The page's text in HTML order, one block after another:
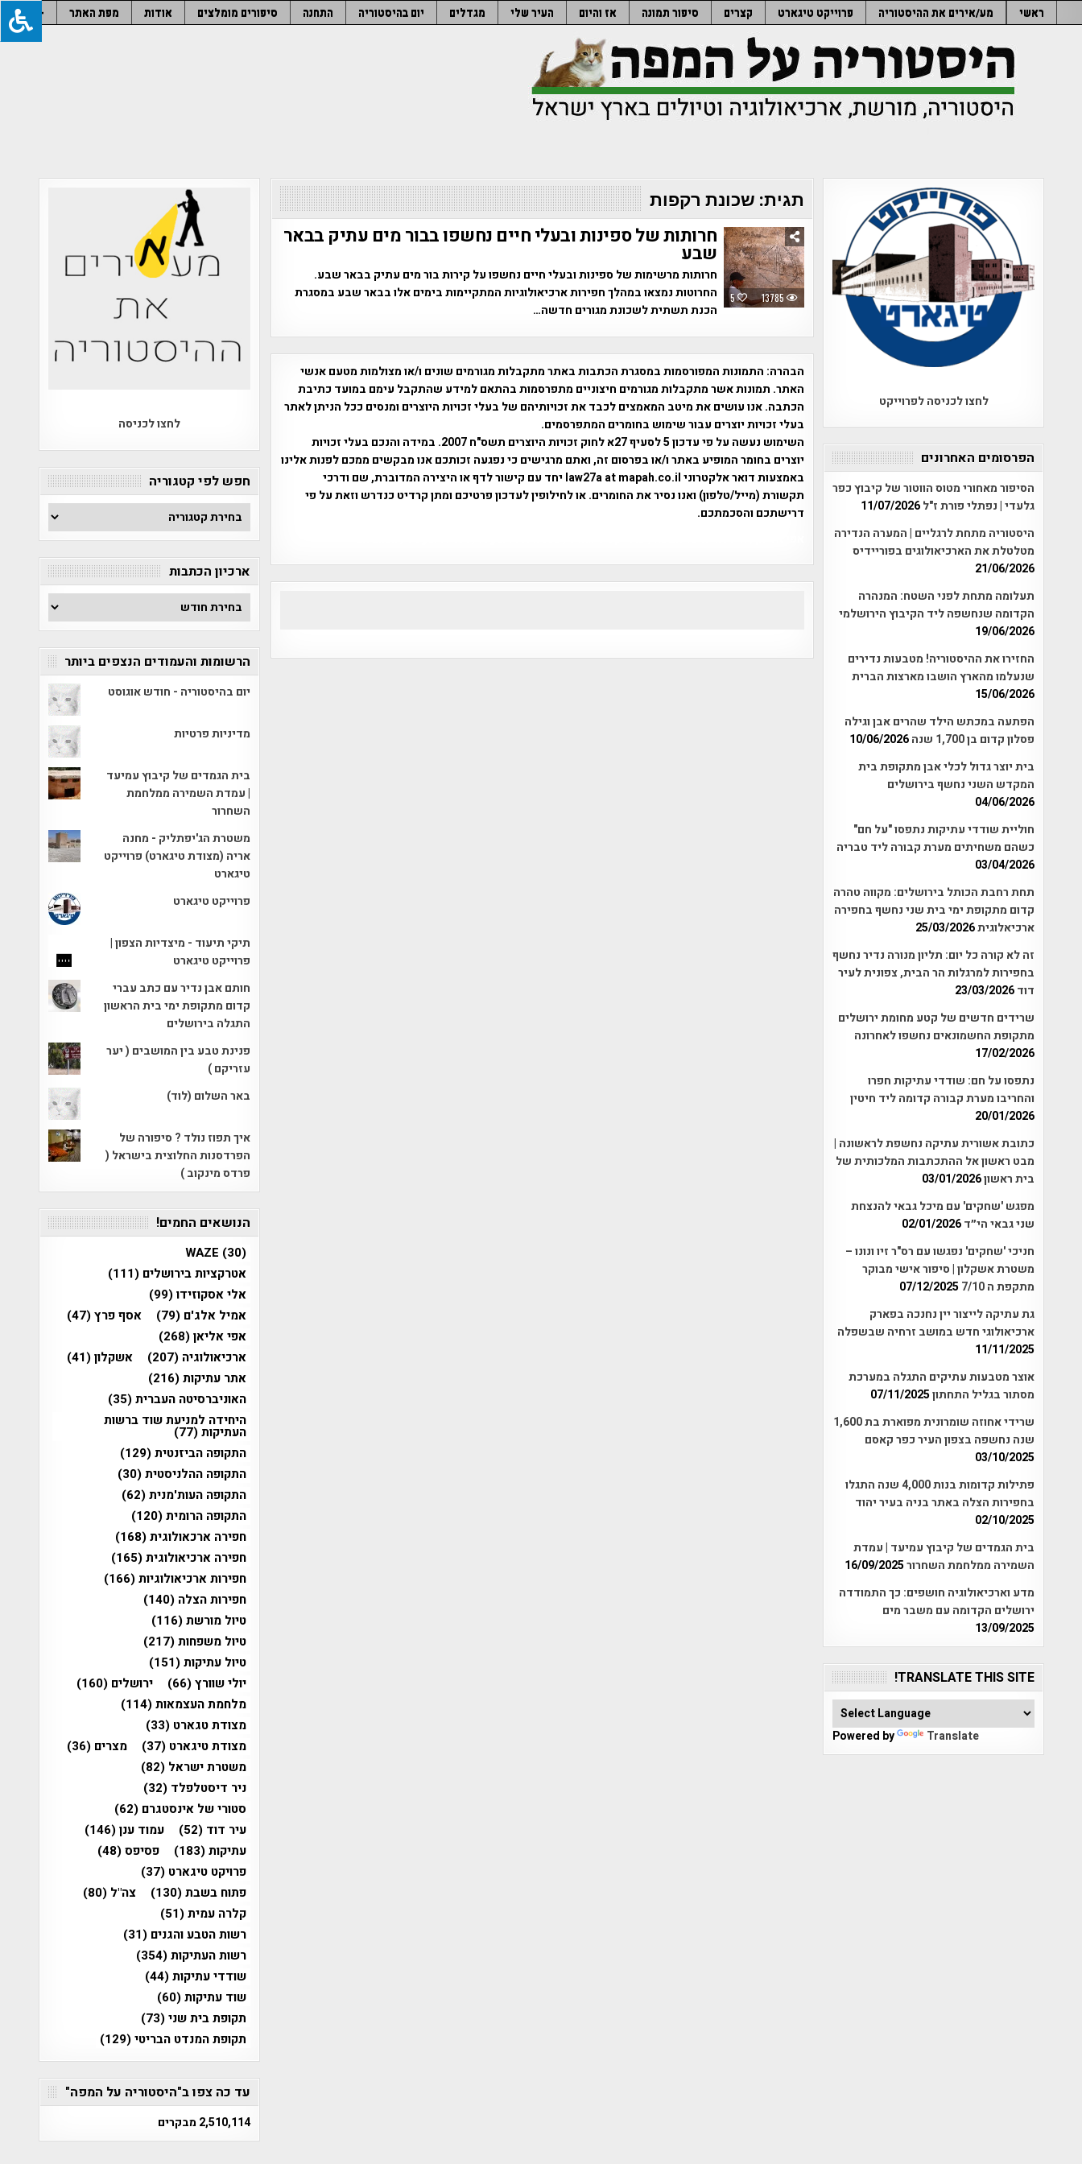
to
ראשי מע/אירים את ההיסטוריה פרוייקט טיגארט קצרים סיפור תמונה אז והיום העיר שלי מגדלים יום בהיסטוריה התחנה סיפורים מומלצים אודות מפת האתר –
תגית: שכונת רקפות
5 13785
חרותות של ספינות ובעלי חיים נחשפו בבור מים עתיק בבאר
שבע
חרותות מרשימות של ספינות ובעלי חיים נחשפו על קירות בור מים עתיק בבאר שבע.
החרוטות נמצאו במהלך חפירות ארכיאולוגיות המתקיימות בימים אלו בבאר שבע במסגרת
הכנת תשתית לשכונת מגורים חדשה…
הבהרה: התמונות המפורסמות במסגרת הכתבות באתר מתקבלות מגורמים שונים ו/או מצולמות מטעם אנשי
האתר. תמונות אשר מתקבלות מגורמים חיצוניים מתפרסמות בהתאם למידע שהתקבל עימם במועד כתיבת
הכתבה. אנו עושים את מיטב המאמצים לכבד את זכויותיהם של בעלי זכויות היוצרים ומנסים ככל הניתן לאתר
בעלי זכויות יוצרים עבור שימוש בחומרים המתפרסמים.
השימוש נעשה על פי עדכון 5 לסעיף 27א לחוק זכויות היוצרים תשס"ח 2007. במידה והנכם בעלי זכויות
יוצרים בחומר המופיע באתר ו/או בפרסום זה, ואתם מרגישים כי נפגעה זכותכם אנו מבקשים ממכם לפנות אלינו
באמצעות דואר אלקטרוני law27a at mapah.co.il יחד עם קישור לדף או היצירה המדוברת, שם ודרכי
תקשורת (מייל/טלפון) ואנו נסיר את החומרים. או לחילופין לעדכון פרטיכם ומתן קרדיט כנדרש וזאת על פי
דרישתכם והסכמתכם.
לחצו לכניסה לפרוייקט
הפרסומים האחרונים
הסיפור מאחורי מטוס הווטור של קיבוץ כפר
גלעדי | נפתלי פורת ז"ל11/07/2026
היסטוריה מתחת לרגליים | המערה הנדירה
מטלטלת את הארכיאולוגים בפוריידיס
21/06/2026
תעלומה מתחת לפני השטח: המנהרה
הקדומה שנחשפה ליד הקיבוץ הירושלמי
19/06/2026
החזירו את ההיסטוריה! מטבעות נדירים
שנעלמו מהארץ הושבו מארצות הברית
15/06/2026
הפתעה במכתש הילד שהרים אבן וגילה
פסלון קדום בן 1,700 שנה
10/06/2026
בית יוצר גדול לכלי אבן מתקופת בית
המקדש השני נחשף בירושלים
04/06/2026
חוליית שודדי עתיקות נתפסו "על חם"
כשהם משחיתים מערת קבורה ליד טבריה
03/04/2026
תחת רחבת הכותל בירושלים: מקווה טהרה
קדום מתקופת ימי בית שני נחשף בחפירה
ארכיאלוגית25/03/2026
זה לא קורה כל יום: תליון מנורה נדיר נחשף
בחפירות למרגלות הר הבית, צפונית לעיר
דוד23/03/2026
שרידים חדשים של קטע מחומת ירושלים
מתקופת החשמונאים נחשפו לאחרונה
17/02/2026
נתפסו על חם: שודדי עתיקות חפרו
והחריבו מערת קבורה קדומה ליד חיטין
20/01/2026
כתובת אשורית עתיקה נחשפת לראשונה |
מבט ראשון אל ההתכתבות המלכותית של
בית ראשון03/01/2026
מפגש 'שחקים' עם מיכל גבאי להנצחת
שני גבאי הי״ד02/01/2026
חניכי 'שחקים' נפגשו עם רס"ר זיו ונונו –
משטרת אשקלון | סיפור אישי מבוקר
מתקפת ה 7/10
07/12/2025
גת עתיקה לייצור יין נחנכה בפארק
ארכיאולוגי חדש במושב זרחיה שבשפלה
11/11/2025
אוצר מטבעות עתיקים התגלה במערכת
מסתור בגליל התחתון07/11/2025
שרידי אחוזה שומרונית מפוארת בת 1,600
שנה נחשפה בצפון העיר כפר קאסם
03/10/2025
פתילות קדומות בנות 4,000 שנה התגלו
בחפירות הצלה באתר בניה בעיר יהוד
02/10/2025
בית הגמדים של קיבוץ עמיעד | עמדת
השמירה ממלחמת השחרור16/09/2025
מדע וארכיאולוגיה חושפים: כך התמודדה
ירושלים הקדומה עם משבר מים
13/09/2025
TRANSLATE THIS SITE!
Powered by Translate
לחצו לכניסה
חפש לפי קטגוריה
חפש
לפי
קטגוריה
ארכיון הכתבות
ארכיון
הכתבות
הרשומות והעמודים הנצפים ביותר
יום בהיסטוריה - חודש אוגוסט
מדיניות פרטיות
בית הגמדים של קיבוץ עמיעד
| עמדת השמירה ממלחמת
השחרור
משטרת הג'יפתליק - מחנה
אריה (מצודת טיגארט) פרוייקט
טיגארט
פרוייקט טיגארט
תיקי תיעוד - מיצדיות הצפון |
פרוייקט טיגארט
חותם אבן נדיר עם כתב עברי
קדום מתקופת ימי בית הראשון
התגלה בירושלים
פנינת טבע בין המושבים ( יער
עזריקם )
באר השלום (לוד)
איך תפוז נולד ? סיפורה של
הפרדסנות החלוצית בישראל (
פרדס מינקוב )
הנושאים החמים!
WAZE (30)
אטרקציות בירושלים (111)
אלי אסקוזידו(99)
אמיל אלג'ם (79) אסף פרץ(47)
אפי אליאן(268)
ארכיאולוגיה (207) אשקלון(41)
אתר עתיקות(216)
האוניברסיטה העברית(35)
היחידה למניעת שוד ברשות
העתיקות(77)
התקופה הביזנטית(129)
התקופה ההלניסטית(30)
התקופה העות'מנית(62)
התקופה הרומית(120)
חפירה ארכאולוגית(168)
חפירה ארכיאולוגית(165)
חפירות ארכיאולוגיות(166)
חפירות הצלה (140)
טיול מורשת(116)
טיול משפחות(217)
טיול עתיקות(151)
יולי שוורץ(66) ירושלים (160)
מלחמת העצמאות(114)
מצודת טגארט (33)
מצודת טיגארט (37) מצרים (36)
משטרת ישראל (82)
ניר דיסטלפלד (32)
סטורי של אינסטגרם (62)
עיר דוד (52) עמוד ענן(146)
עתיקות(183) פסיפס(48)
פרויקט טיגארט (37)
פתוח בשבת(130) צה"ל (80)
קלרה עמית(51)
רשות הטבע והגנים (31)
רשות העתיקות(354)
שודדי עתיקות(44)
שוד עתיקות(60)
תקופת בית שני(73)
תקופת המנדט הבריטי(129)
עד כה צפו ב"היסטוריה על המפה"
2,510,114 מבקרים